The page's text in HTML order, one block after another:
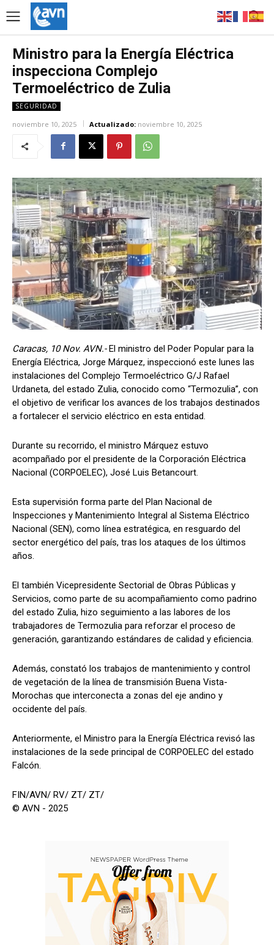
Ministro para la Energía Eléctrica
inspecciona Complejo
Termoeléctrico de Zulia
SEGURIDAD
noviembre 10, 2025 Actualizado: noviembre 10, 2025
Caracas, 10 Nov. AVN.-El ministro del Poder Popular para la
Energía Eléctrica, Jorge Márquez, inspeccionó este lunes las
instalaciones del Complejo Termoeléctrico G/J Rafael
Urdaneta, del estado Zulia, conocido como “Termozulia”, con
el objetivo de verificar los avances de los trabajos destinados
a fortalecer el servicio eléctrico en esta entidad.
Durante su recorrido, el ministro Márquez estuvo
acompañado por el presidente de la Corporación Eléctrica
Nacional (CORPOELEC), José Luis Betancourt.
Esta supervisión forma parte del Plan Nacional de
Inspecciones y Mantenimiento Integral al Sistema Eléctrico
Nacional (SEN), como línea estratégica, en resguardo del
sector energético del país, tras los ataques de los últimos
años.
El también Vicepresidente Sectorial de Obras Públicas y
Servicios, como parte de su acompañamiento como padrino
del estado Zulia, hizo seguimiento a las labores de los
trabajadores de Termozulia para reforzar el proceso de
generación, garantizando estándares de calidad y eficiencia.
Además, constató los trabajos de mantenimiento y control
de vegetación de la línea de transmisión Buena Vista-
Morochas que interconecta a zonas del eje andino y
occidente del país.
Anteriormente, el Ministro para la Energía Eléctrica revisó las
instalaciones de la sede principal de CORPOELEC del estado
Falcón.
FIN/AVN/ RV/ ZT/ ZT/
© AVN - 2025